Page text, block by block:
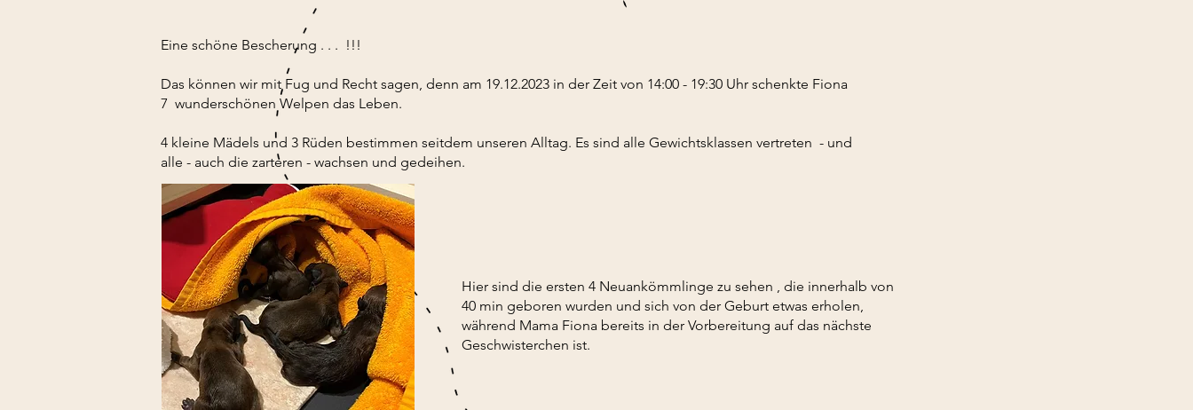
Eine schöne Bescherung . . . !!!
Das können wir mit Fug und Recht sagen, denn am 19.12.2023 in der Zeit von 14:00 - 19:30 Uhr schenkte Fiona
7 wunderschönen Welpen das Leben.
4 kleine Mädels und 3 Rüden bestimmen seitdem unseren Alltag. Es sind alle Gewichtsklassen vertreten - und
alle - auch die zarteren - wachsen und gedeihen.
Hier sind die ersten 4 Neuankömmlinge zu sehen , die innerhalb von
40 min geboren wurden und sich von der Geburt etwas erholen,
während Mama Fiona bereits in der Vorbereitung auf das nächste
Geschwisterchen ist.